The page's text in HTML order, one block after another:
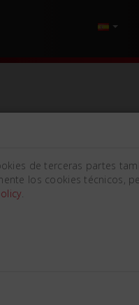
Mm130
de terceras partes
los cookies técnicos,
.